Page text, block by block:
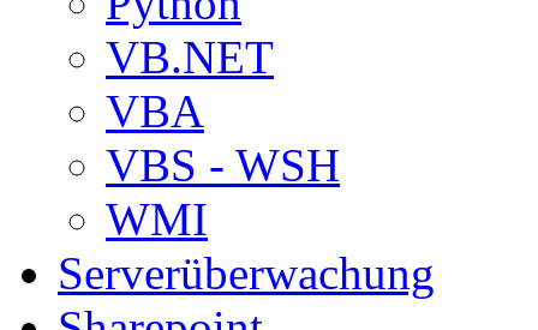
VB.NET
VBA
VBS - WSH
WMI
Serverüberwachung